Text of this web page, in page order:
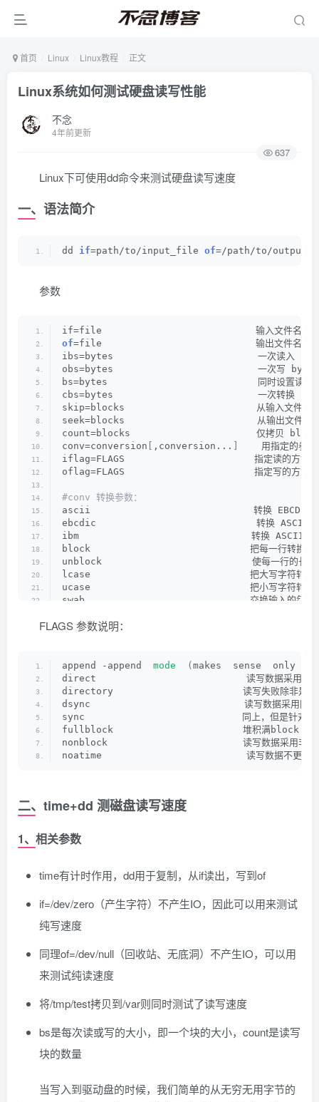
首页 Linux Linux教程 正文
Linux系统如何测试硬盘读写性能
不念
4年前更新
637
Linux下可使用dd命令来测试硬盘读写速度
一、语法简介
dd if=path/to/input_file of=/path/to/
参数
if=file 　　　　　　　　　　　　　　　　输入文件名，
of=file 　　　　　　　　　　　　　　　　输出文件名，
ibs=bytes 　　　　　　　　　　　　　　　一次读入
obs=bytes 　　　　　　　　　　　　　　　一次写
bs=bytes 　　　　　　　　　　　　　　　 同时设置
cbs=bytes 　　　　　　　　　　　　　　　一次转换
skip=blocks 　　　　　　　　　　　　　 从输入文件开
seek=blocks      　　　　　　　　　　 从输出文件开
count=blocks 　　　　　　　　　　　　　仅拷贝
conv=conversion
,conversion...
用指定的参数
iflag=FLAGS　　　　　　　　　　　　　　指定读的方式
oflag=FLAGS　　　　　　　　　　　　　　指定写的方式
#conv 转换参数：
ascii 　　　　　　　　　　　　　　　　　转换
ebcdic 　　　　　　　　　　　　     　 转换 ASCII
ibm 　　　　　　　　　　　　　　　　　　转换
block 　　　　　　　　　　　　　　　　 把每一行转换
unblock 　　　　　　　　　　　　　　　 使每一行的长
lcase 　　　　　　　　　　　　　　　　 把大写字符转换
ucase 　　　　　　　　　　　　　　　　 把小写字符转换
swab 　　　　　　　　　　　　　　　　  交换输入的每对
notrunc 　　　　　　　　　　　　　　　 不截短输出文件
FLAGS 参数说明：​
append -append mode ( makes  sense  only
direct　　　　　　　　　　　　　　　  读写数据采用直
directory　　　　　　　　　　　　　　读写失败除非
dsync　　　　　　　　　　　　　　　　 读写数据采用同
sync　　　　　　　　　　　　　　　　　同上，但是针对是
fullblock　　　　　　　　　　　　　　堆积满
nonblock　　　　　　　　　　　　　　 读写数据采用非
noatime　　　　　　　　　　　　　　　 读写数据不更新
二、time+dd 测磁盘读写速度
1、相关参数
time有计时作用，dd用于复制，从if读出，写到of
if=/dev/zero（产生字符）不产生IO，因此可以用来测试
纯写速度
同理of=/dev/null（回收站、无底洞）不产生IO，可以用
来测试纯读速度
将/tmp/test拷贝到/var则同时测试了读写速度
bs是每次读或写的大小，即一个块的大小，count是读写
块的数量
当写入到驱动盘的时候，我们简单的从无穷无用字节的